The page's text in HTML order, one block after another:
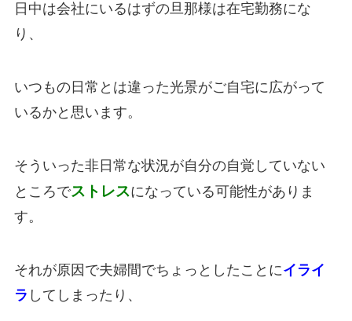
日中は会社にいるはずの旦那様は在宅勤務にな
り、
いつもの日常とは違った光景がご自宅に広がって
いるかと思います。
そういった非日常な状況が自分の自覚していない
ところでストレスになっている可能性がありま
す。
それが原因で夫婦間でちょっとしたことにイライ
ラ してしまったり、